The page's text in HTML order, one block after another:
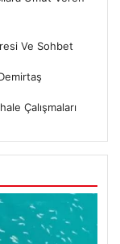
Ve Sohbet
Çalışmaları